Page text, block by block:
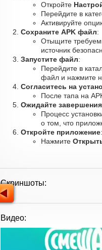
Откройте
Перейдите в
Активируйте
Сохраните APK файл:
Отыщите
источник
Запустите файл:
Перейдите в
файл и нажмите
Согласитесь на
После тапа на
Ожидайте завершения
Процесс
о том, что
Откройте приложение:
Нажмите
Скриншоты:
Видео: